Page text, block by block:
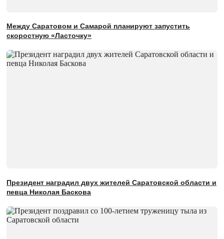
Между Саратовом и Самарой планируют запустить
скоростную «Ласточку»
Президент наградил двух жителей Саратовской области и
певца Николая Баскова